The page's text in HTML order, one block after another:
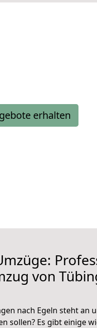
erhalten
von
nach Egeln steht an
sollen? Es gibt einige